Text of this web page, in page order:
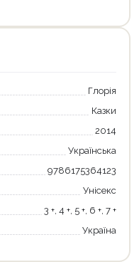
Глорія
Казки
2014
Українська
9786175364123
Унісекс
3 +, 4 +, 5 +, 6 +, 7 +
Україна